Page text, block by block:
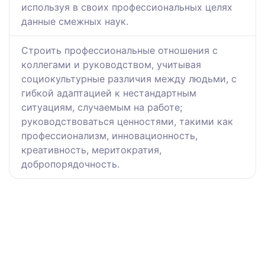
используя в своих профессиональных целях
данные смежных наук.
Строить профессиональные отношения с
коллегами и руководством, учитывая
социокультурные различия между людьми, с
гибкой адаптацией к нестандартным
ситуациям, случаемым на работе;
руководствоваться ценностями, такими как
профессионализм, инновационность,
креативность, меритократия,
добропорядочность.